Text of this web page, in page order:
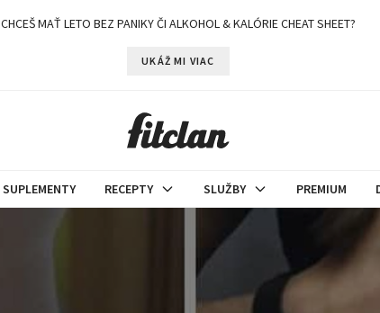
CHCEŠ MAŤ LETO BEZ PANIKY ČI ALKOHOL & KALÓRIE CHEAT SHEET?
UKÁŽ MI VIAC
SUPLEMENTY RECEPTY SLUŽBY PREMIUM